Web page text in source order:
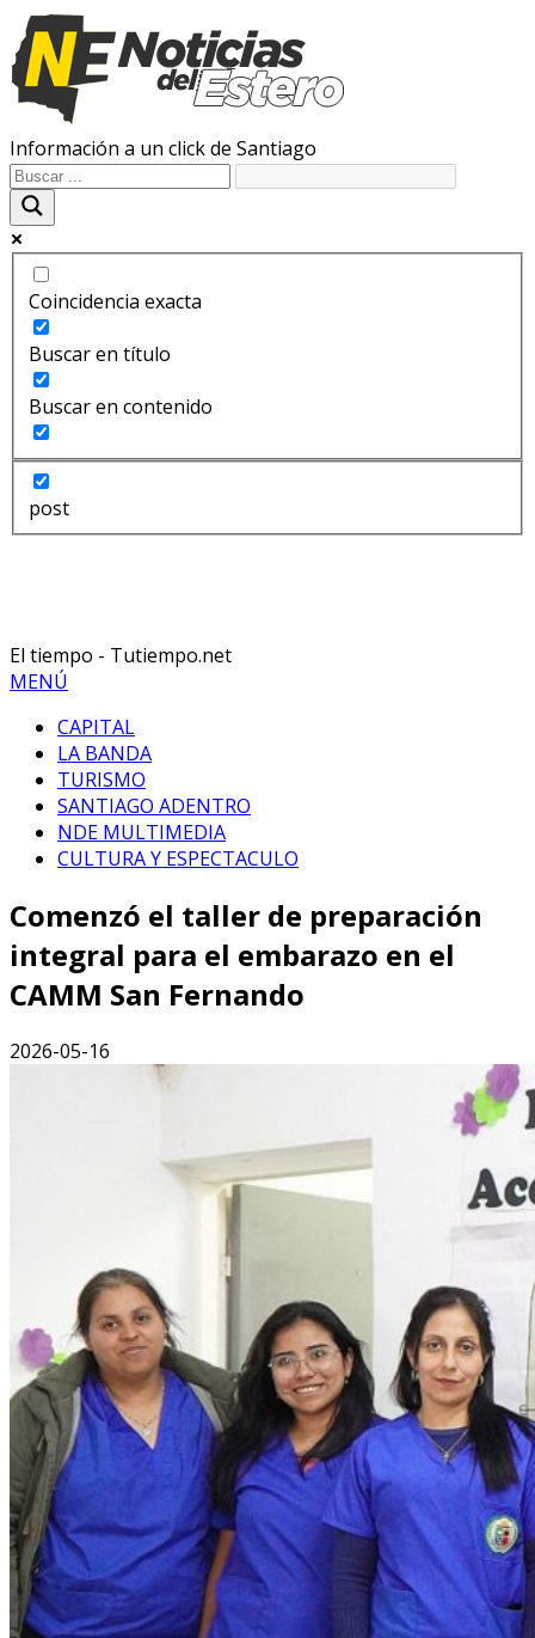
Información a un click de Santiago
Coincidencia exacta
Buscar en título
Buscar en contenido
post
El tiempo - Tutiempo.net
MENÚ
CAPITAL
LA BANDA
TURISMO
SANTIAGO ADENTRO
NDE MULTIMEDIA
CULTURA Y ESPECTACULO
Comenzó el taller de preparación
integral para el embarazo en el
CAMM San Fernando
2026-05-16